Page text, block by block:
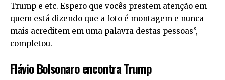
Trump e etc. Espero que vocês prestem atenção em
quem está dizendo que a foto é montagem e nunca
mais acreditem em uma palavra destas pessoas”,
completou.
Flávio Bolsonaro encontra Trump